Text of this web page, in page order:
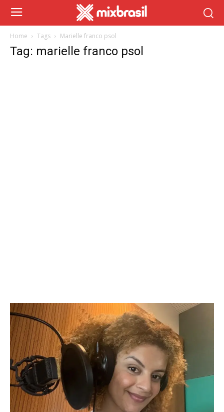
Home Tags Marielle franco psol
Tag: marielle franco psol